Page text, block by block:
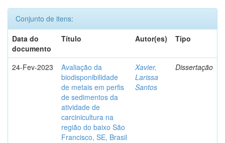
Conjunto de itens:
Data do
documento
Título Autor(es) Tipo
24-Fev-2023
Avaliação da
biodisponibilidade
de metais em perfis
de sedimentos da
atividade de
carcinicultura na
região do baixo São
Francisco, SE, Brasil
Xavier,
Larissa
Santos
Dissertação